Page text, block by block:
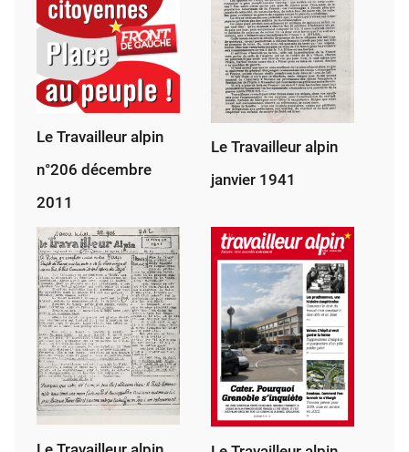
Le Travailleur alpin
n°206 décembre
2011
Le Travailleur alpin
janvier 1941